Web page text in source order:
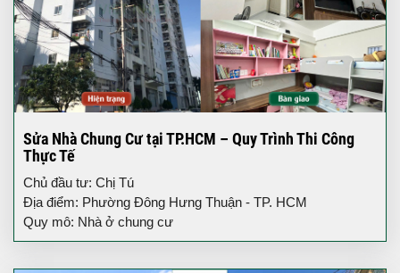
Sửa Nhà Chung Cư tại TP.HCM – Quy Trình Thi Công
Thực Tế
Chủ đầu tư: Chị Tú
Địa điểm: Phường Đông Hưng Thuận - TP. HCM
Quy mô: Nhà ở chung cư